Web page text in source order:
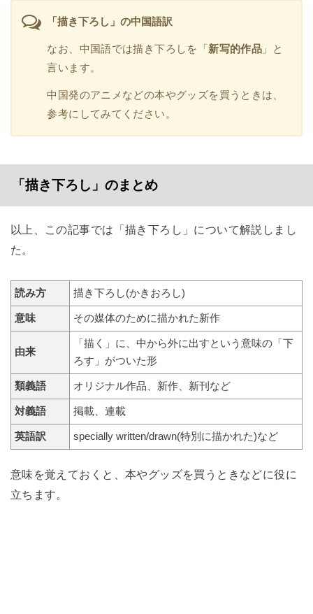
「描き下ろし」の中国語訳
なお、中国語では描き下ろしを「新写的作品 」と
言います。
中国発のアニメなどの本やグッズを買うときは、
参考にしてみてください。
「描き下ろし」のまとめ
以上、この記事では「描き下ろし」について解説しまし
た。
読み方 描き下ろし(かきおろし)
意味 その媒体のために描かれた新作
由来
「描く」に、中から外に出すという意味の「下
ろす」がついた形
類義語 オリジナル作品、新作、新刊など
対義語 掲載、連載
英語訳 specially written/drawn(特別に描かれた)など
意味を覚えておくと、本やグッズを買うときなどに役に
立ちます。